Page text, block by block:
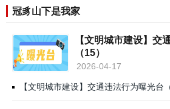
冠豸山下是我家
【文明城市建设】交
（15）
2026-04-17
【文明城市建设】交通违法行为曝光台